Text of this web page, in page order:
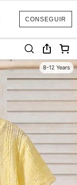
CONSEGUIR
8-12 Years